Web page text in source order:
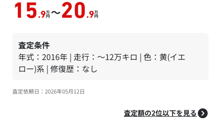
15 .9万
円 ～20 .9万
円
査定条件
年式：2016年 | 走行：～12万キロ | 色：黄(イエ
ロー)系 | 修復歴：なし
査定依頼日：2026年05月12日
査定額の2位以下を見る